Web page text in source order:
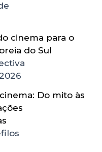
cinema para o
do Sul
Do mito às